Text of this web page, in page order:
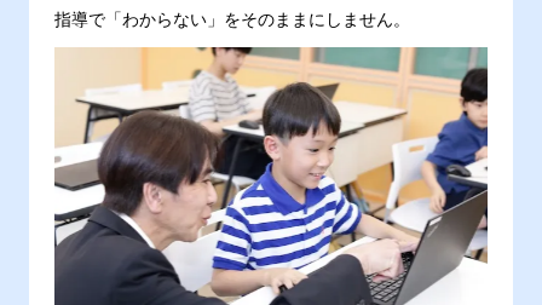
指導で「わからない」をそのままにしません。